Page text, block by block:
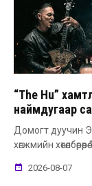
“The Hu”
наймдугаар
Домогт дуучин
хөгжмийн
2026-08-07